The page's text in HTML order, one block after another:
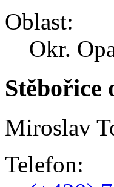
Oblast:
Okr.
Stěbořice
Miroslav
Telefon: